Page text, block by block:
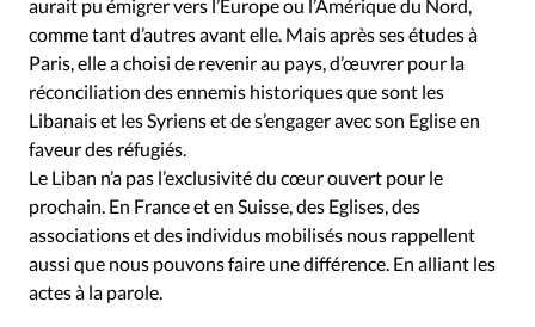
aurait pu émigrer vers l’Europe ou l’Amérique du Nord,
comme tant d’autres avant elle. Mais après ses études à
Paris, elle a choisi de revenir au pays, d’œuvrer pour la
réconciliation des ennemis historiques que sont les
Libanais et les Syriens et de s’engager avec son Eglise en
faveur des réfugiés.
Le Liban n’a pas l’exclusivité du cœur ouvert pour le
prochain. En France et en Suisse, des Eglises, des
associations et des individus mobilisés nous rappellent
aussi que nous pouvons faire une différence. En alliant les
actes à la parole.